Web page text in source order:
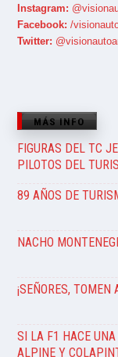
Instagram:
Facebook: /
Twitter:
MÁS INFO
FIGURAS DEL TC
PILOTOS DEL
89 AÑOS DE
NACHO
¡SEÑORES,
SI LA F1 HACE UNA
ALPINE Y